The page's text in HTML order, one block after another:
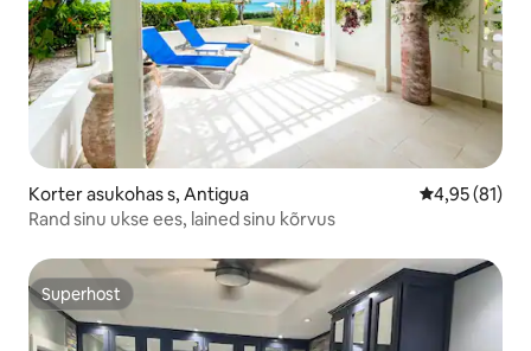
Korter asukohas s, Antigua Keskmine
4,95 (81)
Rand sinu ukse ees, lained sinu kõrvus
Superhost
Superhost